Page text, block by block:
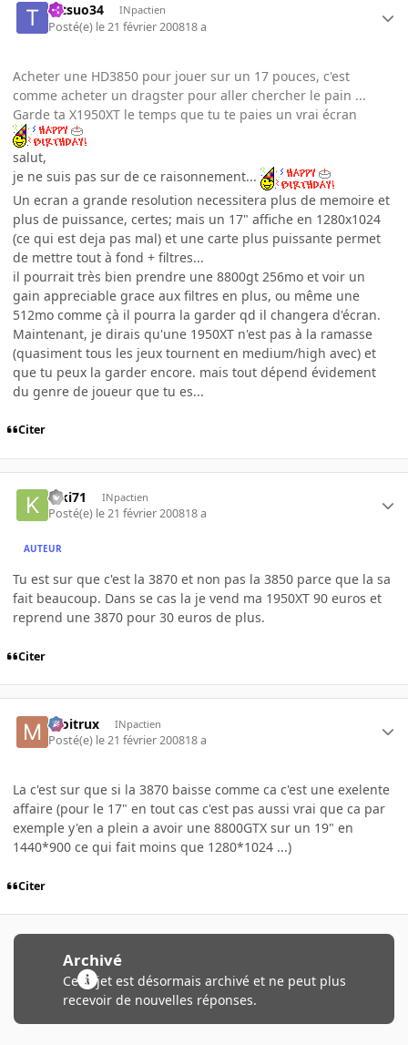
tetsuo34 INpactien
Posté(e) le 21 février 200818 a
Acheter une HD3850 pour jouer sur un 17 pouces, c'est
comme acheter un dragster pour aller chercher le pain ...
Garde ta X1950XT le temps que tu te paies un vrai écran
salut,
je ne suis pas sur de ce raisonnement...
Un ecran a grande resolution necessitera plus de memoire et
plus de puissance, certes; mais un 17" affiche en 1280x1024
(ce qui est deja pas mal) et une carte plus puissante permet
de mettre tout à fond + filtres...
il pourrait très bien prendre une 8800gt 256mo et voir un
gain appreciable grace aux filtres en plus, ou même une
512mo comme çà il pourra la garder qd il changera d'écran.
Maintenant, je dirais qu'une 1950XT n'est pas à la ramasse
(quasiment tous les jeux tournent en medium/high avec) et
que tu peux la garder encore. mais tout dépend évidement
du genre de joueur que tu es...
Citer
kiki71 INpactien
Posté(e) le 21 février 200818 a
AUTEUR
Tu est sur que c'est la 3870 et non pas la 3850 parce que la sa
fait beaucoup. Dans se cas la je vend ma 1950XT 90 euros et
reprend une 3870 pour 30 euros de plus.
Citer
moitrux INpactien
Posté(e) le 21 février 200818 a
La c'est sur que si la 3870 baisse comme ca c'est une exelente
affaire (pour le 17" en tout cas c'est pas aussi vrai que ca par
exemple y'en a plein a avoir une 8800GTX sur un 19" en
1440*900 ce qui fait moins que 1280*1024 ...)
Citer
Archivé
Ce sujet est désormais archivé et ne peut plus
recevoir de nouvelles réponses.